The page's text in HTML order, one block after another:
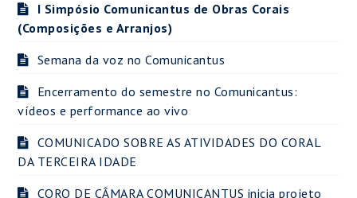
I Simpósio Comunicantus de Obras Corais
(Composições e Arranjos)
Semana da voz no Comunicantus
Encerramento do semestre no Comunicantus:
vídeos e performance ao vivo
COMUNICADO SOBRE AS ATIVIDADES DO CORAL
DA TERCEIRA IDADE
CORO DE CÂMARA COMUNICANTUS inicia projeto